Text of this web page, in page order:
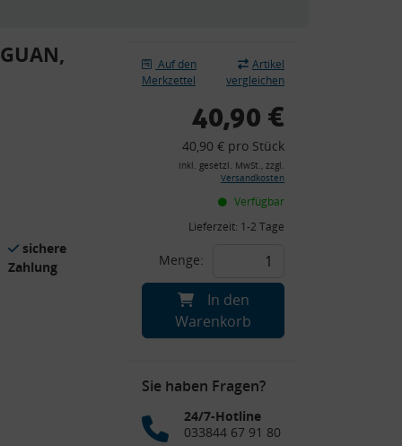
sichere
Zahlung
Auf den
Merkzettel
Artikel
vergleichen
40,90 €
40,90 € pro Stück
inkl. gesetzl. MwSt., zzgl.
Versandkosten
Verfügbar
Lieferzeit: 1-2 Tage
Menge:
In den
Warenkorb
Sie haben Fragen?
24/7-Hotline
033844 67 91 80